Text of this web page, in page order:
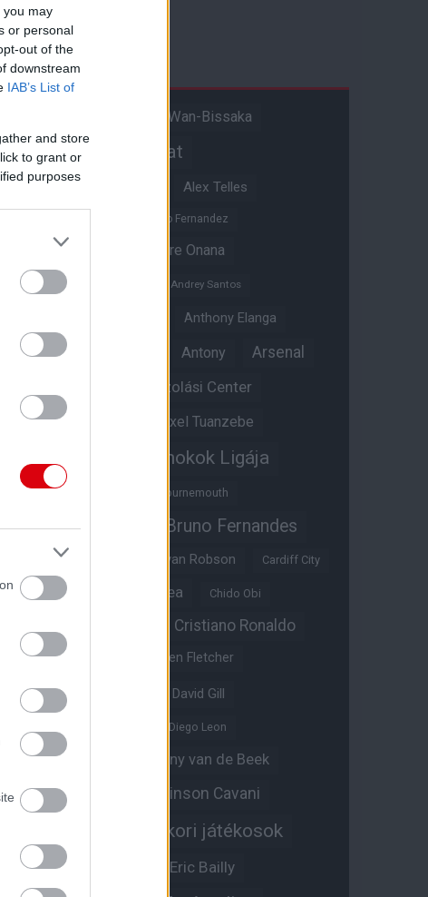
you may
or personal
out of the
downstream
IAB’s List of
and store
to grant or
purposes
Címkék
Aaron Wan-Bissaka
Akadémiai csapat
Alejandro Garnacho Alex Telles
Alvaro Fernandez
Amad Diallo
Andre Onana
Andreas Pereira
Andrey Santos
Anthony Elanga
Anthony Martial Antony Arsenal
Átigazolási Center
Átigazolások Axel Tuanzebe
Bajnokok Ligája
Benjamin Sesko Bournemouth
Brandon Williams Bruno Fernandes
Bryan Mbeumo Bryan Robson Cardiff City
Casemiro Chelsea Chido Obi
Cristiano Ronaldo
Crystal Palace Darren Fletcher
David De Gea David Gill
Diego Leon
Diogo Dalot
Donny van de Beek
Ed Woodward
Edinson Cavani
Egykori játékosok
Érdekességek Eric Bailly